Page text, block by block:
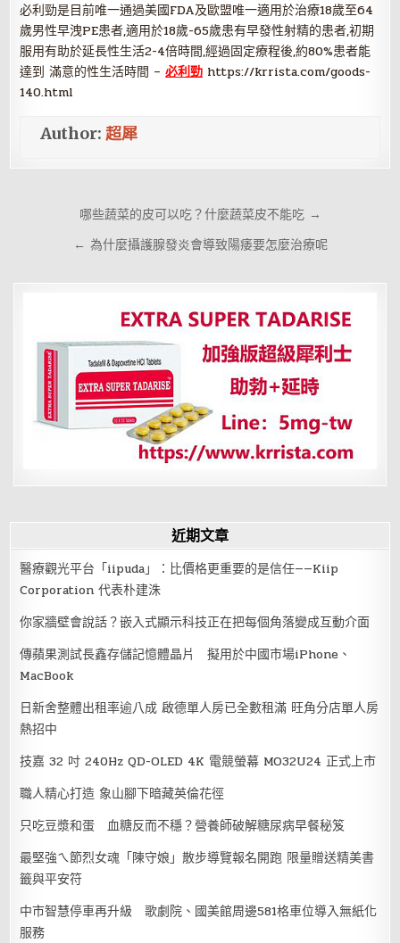
必利勁是目前唯一通過美國FDA及歐盟唯一適用於治療18歲至64
歲男性早洩PE患者,適用於18歲-65歲患有早發性射精的患者,初期
服用有助於延長性生活2-4倍時間,經過固定療程後,約80%患者能
達到 滿意的性生活時間 –必利勁 https://krrista.com/goods-
140.html
Author: 超犀
覽
哪些蔬菜的皮可以吃？什麼蔬菜皮不能吃 →
← 為什麼攝護腺發炎會導致陽痿要怎麼治療呢
近期文章
醫療觀光平台「iipuda」：比價格更重要的是信任——Kiip
Corporation 代表朴建洙
你家牆壁會說話？嵌入式顯示科技正在把每個角落變成互動介面
傳蘋果測試長鑫存儲記憶體晶片 擬用於中國市場iPhone、
MacBook
日新舍整體出租率逾八成 啟德單人房已全數租滿 旺角分店單人房
熱招中
技嘉 32 吋 240Hz QD-OLED 4K 電競螢幕 MO32U24 正式上市
職人精心打造 象山腳下暗藏英倫花徑
只吃豆漿和蛋 血糖反而不穩？營養師破解糖尿病早餐秘笈
最堅強ㄟ節烈女魂「陳守娘」散步導覽報名開跑 限量贈送精美書
籤與平安符
中市智慧停車再升級 歌劇院、國美館周邊581格車位導入無紙化
服務